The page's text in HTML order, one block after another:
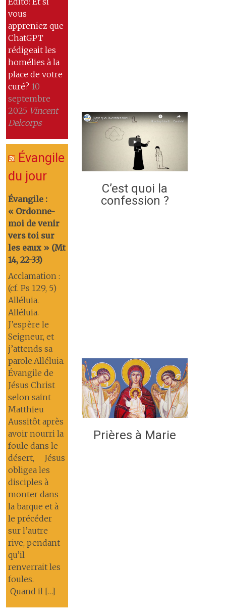
vous
appreniez que
ChatGPT
rédigeait les
homélies à la
place de votre
curé? 10
septembre
2025 Vincent
Delcorps
Évangile
du jour
Évangile :
« Ordonne-
moi de venir
vers toi sur
les eaux » (Mt
14, 22-33)
Acclamation :
(cf. Ps 129, 5)
Alléluia.
Alléluia.
J’espère le
Seigneur, et
j’attends sa
parole.Alléluia.
Évangile de
Jésus Christ
selon saint
Matthieu
Aussitôt après
avoir nourri la
foule dans le
désert, Jésus
obligea les
disciples à
monter dans
la barque et à
le précéder
sur l’autre
rive, pendant
qu’il
renverrait les
foules.
Quand il […]
C’est quoi la
confession ?
Prières à Marie